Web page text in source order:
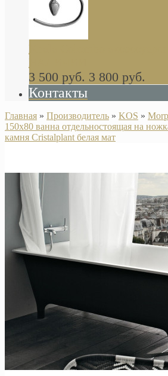
Khala Colombo аксессуары
НАЛИЧИИ
3 500 руб. 3 800 руб.
Контакты
Главная » Производитель » KOS »
150х80 ванна отдельностоящая на
камня Cristalplant белая мат